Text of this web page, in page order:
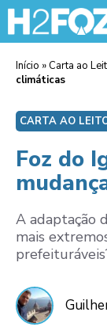
Início » Carta ao
climáticas
CARTA AO
Foz do
A adaptação
mais